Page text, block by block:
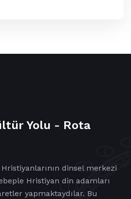
Yolu - Rota
dinsel merkezi
Hristiyan din adamları
yapmaktaydılar. Bu